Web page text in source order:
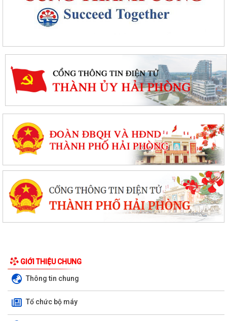
GIỚI THIỆU CHUNG
Thông tin chung
Tổ chức bộ máy